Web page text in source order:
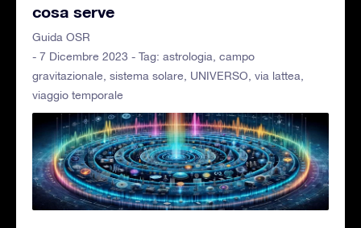
cosa serve
Guida OSR
- 7 Dicembre 2023 - Tag: astrologia campo
gravitazionale sistema solare UNIVERSO via lattea
viaggio temporale